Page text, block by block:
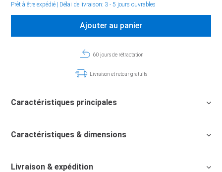
Prêt à être expédié Délai de livraison: 3 - 5 jours ouvrables
Ajouter au panier
60 jours de rétractation
Livraison et retour gratuits
Caractéristiques principales
Caractéristiques & dimensions
Livraison & expédition